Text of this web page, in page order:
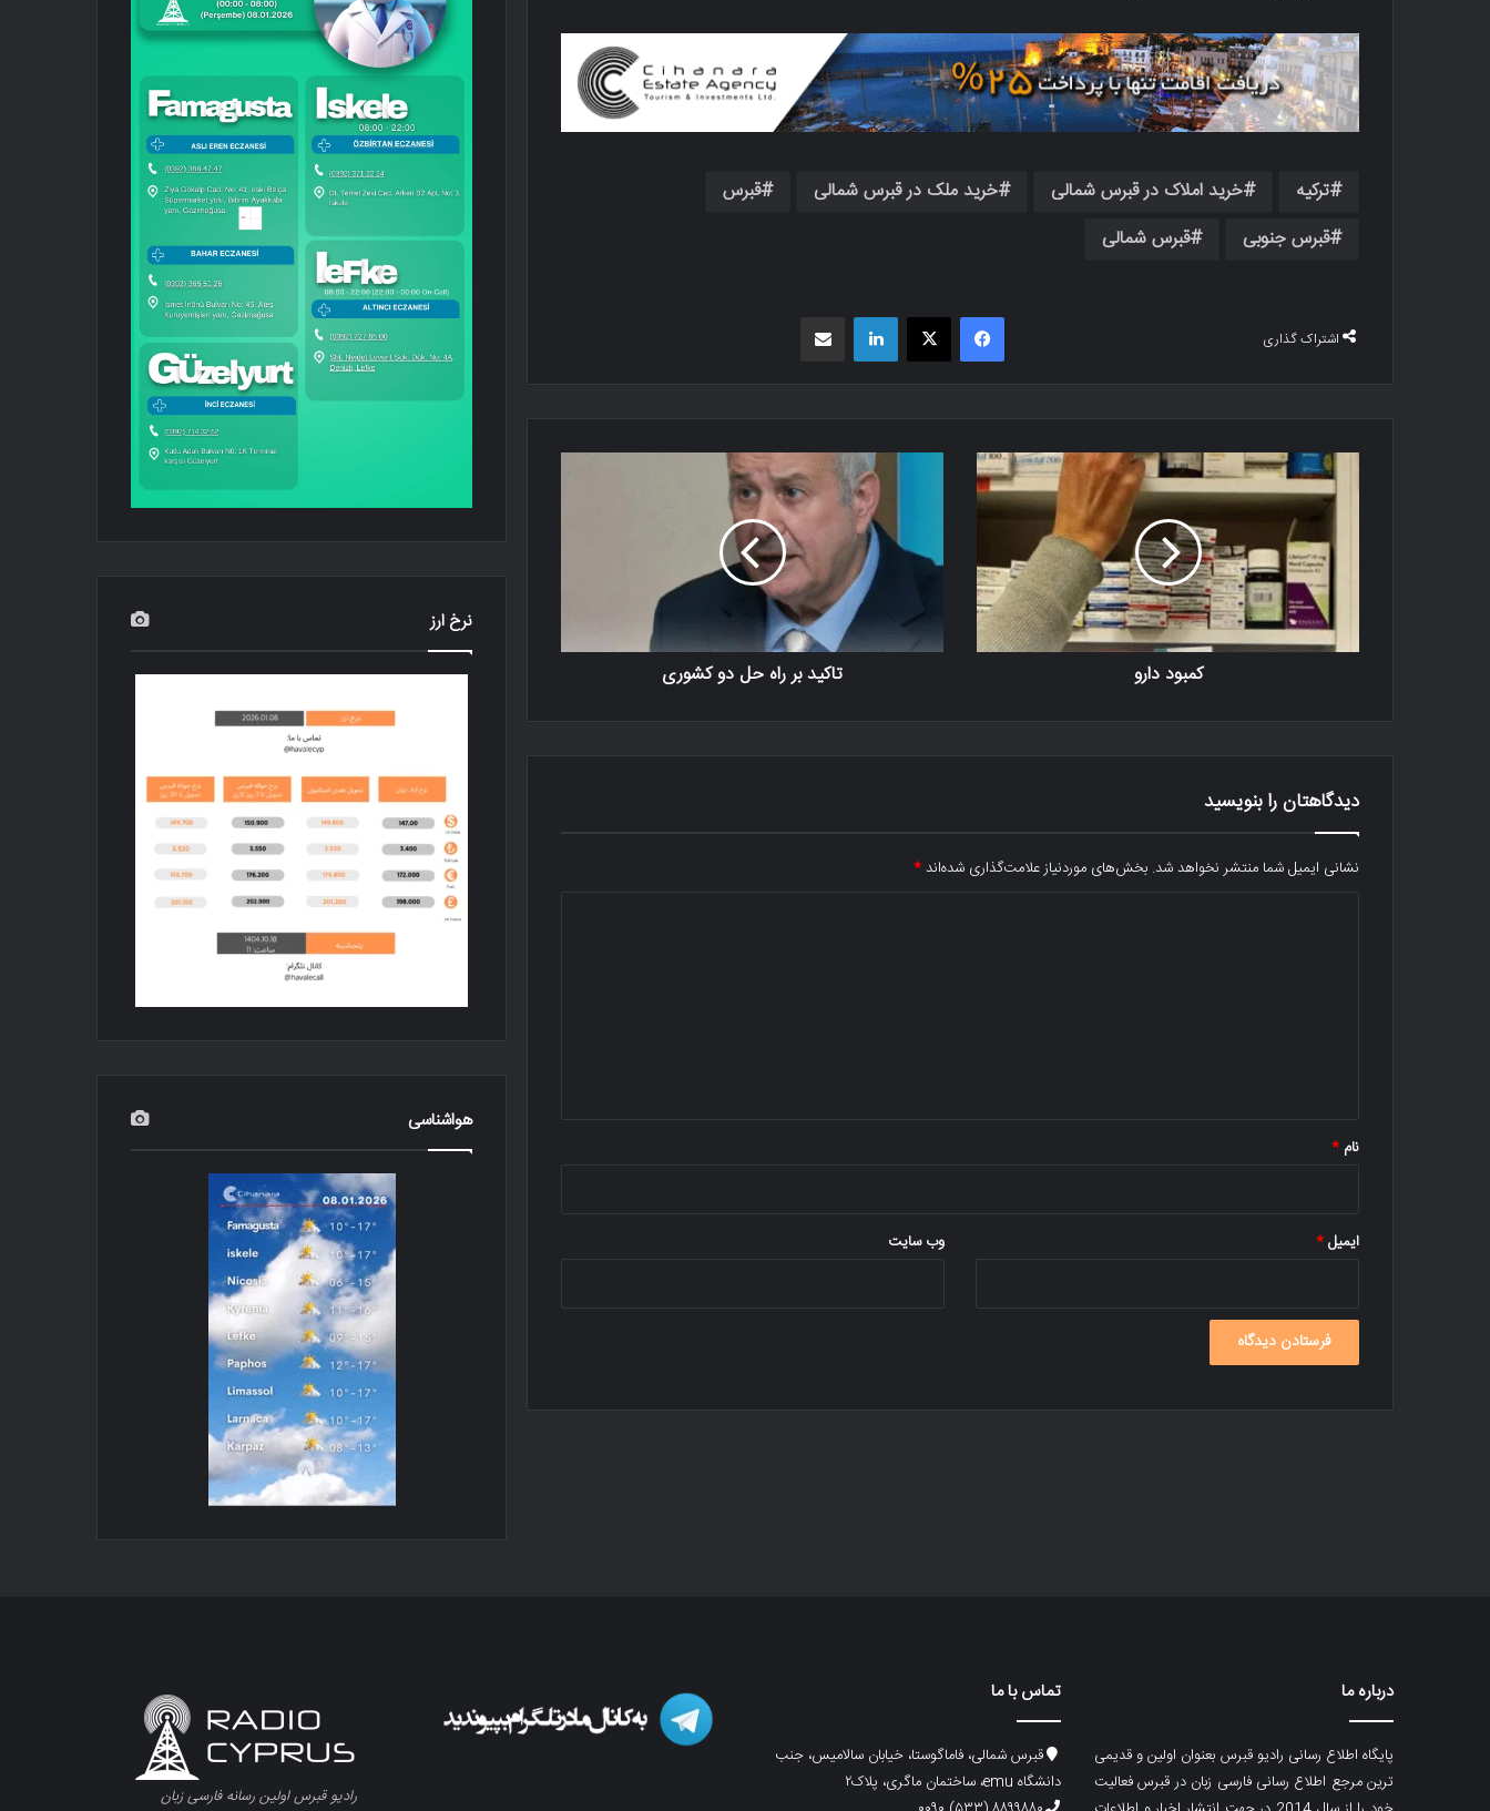
ترکیه خرید املاک در قبرس شمالی خرید ملک در قبرس شمالی
قبرس
قبرس جنوبی
قبرس شمالی
اشتراک گذاری
فیسبوک X
کمبود دارو تاکید بر راه حل دو کشوری
دیدگاهتان را بنویسید
نشانی ایمیل شما منتشر نخواهد شد. بخش‌های موردنیاز علامت‌گذاری شده‌اند*
نام *
ایمیل* وب‌ سایت
نرخ ارز
هواشناسی
درباره ما
پایگاه اطلاع رسانی رادیو قبرس بعنوان اولین و قدیمی
ترین مرجع اطلاع رسانی فارسی زبان در قبرس فعالیت
تماس با ما
قبرس شمالی، فاماگوستا، خیابان سالامیس، جنب
دانشگاه emu، ساختمان ماگری، پلاک۲
رادیو قبرس اولین رسانه فارسی زبان